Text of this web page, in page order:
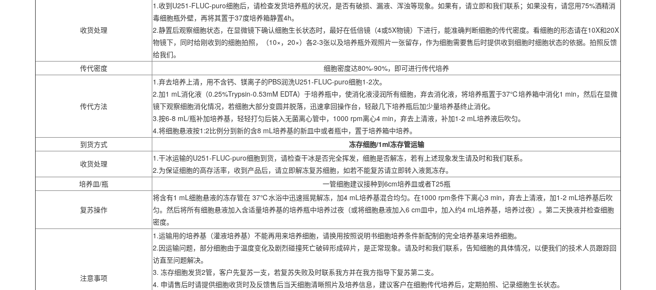
收货处理
1.收到U251-FLUC-puro细胞后，请检查发货培养瓶的状况，是否有破损、漏液、浑浊等现象。如果有，请立即和我们联系；如果没有，请您用75%酒精消
毒细胞瓶外壁，再将其置于37度培养箱静置4h。
2.静置后观察细胞状态，在显微镜下确认细胞生长状态时，最好在低倍镜（4或5X物镜）下进行，能准确判断细胞的传代密度。看细胞的形态请在10X和20X
物镜下，同时给刚收到的细胞拍照，（10×，20×）各2-3张以及培养瓶外观照片一张留存，作为细胞需要售后时提供收到细胞时细胞状态的依据。拍照反馈
给我们。
传代密度
细胞密度达80%-90%，即可进行传代培养
传代方法
1.弃去培养上清，用不含钙、镁离子的PBS润洗U251-FLUC-puro细胞1-2次。
2.加1 mL消化液（0.25%Trypsin-0.53mM EDTA）于培养瓶中，使消化液浸润所有细胞，弃去消化液，将培养瓶置于37℃培养箱中消化1 min，然后在显微
镜下观察细胞消化情况，若细胞大部分变圆并脱落，迅速拿回操作台，轻敲几下培养瓶后加少量培养基终止消化。
3.按6-8 mL/瓶补加培养基，轻轻打匀后装入无菌离心管中，1000 rpm离心4 min，弃去上清液，补加1-2 mL培养液后吹匀。
4.将细胞悬液按1:2比例分到新的含8 mL培养基的新皿中或者瓶中，置于培养箱中培养。
到货方式
冻存细胞/1ml冻存管运输
收货处理
1.干冰运输的U251-FLUC-puro细胞到货，请检查干冰是否完全挥发，细胞是否解冻，若有上述现象发生请及时和我们联系。
2.为保证细胞的高存活率，收到产品后，请立即解冻复苏细胞，如若不能复苏请立即转入液氮冻存。
培养皿/瓶
一管细胞建议接种到6cm培养皿或者T25瓶
复苏操作
将含有1 mL细胞悬液的冻存管在 37℃水浴中迅速摇晃解冻，加4 mL培养基混合均匀。在1000 rpm条件下离心3 min，弃去上清液，加1-2 mL培养基后吹
匀。然后将所有细胞悬液加入含适量培养基的培养瓶中培养过夜（或将细胞悬液加入6 cm皿中，加入约4 mL培养基，培养过夜）。第二天换液并检查细胞
密度。
注意事项
1.运输用的培养基（灌液培养基）不能再用来培养细胞，请换用按照说明书细胞培养条件新配制的完全培养基来培养细胞。
2.因运输问题，部分细胞由于温度变化及剧烈碰撞死亡破碎形成碎片，是正常现象。请及时和我们联系，告知细胞的具体情况，以便我们的技术人员跟踪回
访直至问题解决。
3. 冻存细胞发货2管，客户先复苏一支，若复苏失败及时联系我方并在我方指导下复苏第二支。
4. 申请售后时请提供细胞收货时及反馈售后当天细胞清晰照片及培养信息，建议客户在细胞传代培养后，定期拍照、记录细胞生长状态。